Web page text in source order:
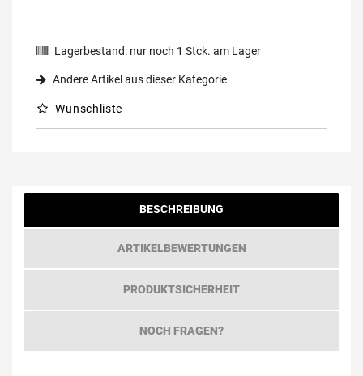
Lagerbestand: nur noch 1 Stck. am Lager
Andere Artikel aus dieser Kategorie
Wunschliste
BESCHREIBUNG
ARTIKELBEWERTUNGEN
PRODUKTSICHERHEIT
NOCH FRAGEN?